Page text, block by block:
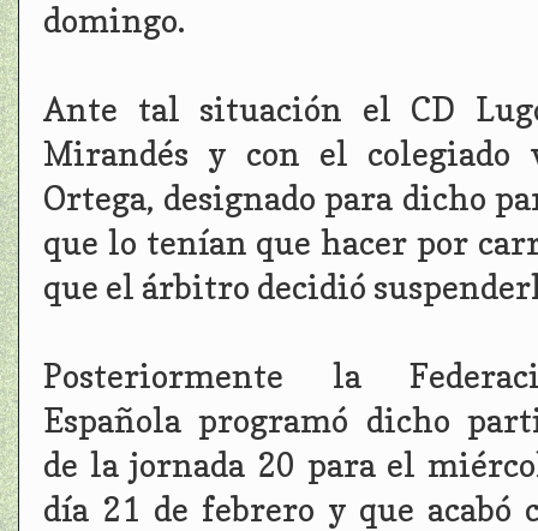
domingo.
Ante tal situación el CD
Mirandés y con el colegiado
Ortega, designado para dicho
que lo tenían que hacer por
que el árbitro decidió
Posteriormente la
Española programó dicho
de la jornada 20 para el
día 21 de febrero y que acabó